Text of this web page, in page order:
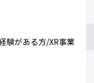
験がある方/XR事業